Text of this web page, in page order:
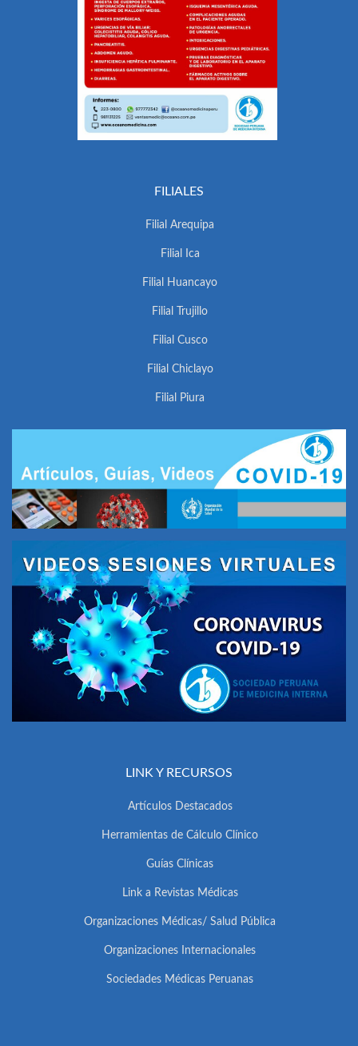
FILIALES
Filial Arequipa
Filial Ica
Filial Huancayo
Filial Trujillo
Filial Cusco
Filial Chiclayo
Filial Piura
LINK Y RECURSOS
Artículos Destacados
Herramientas de Cálculo Clínico
Guías Clínicas
Link a Revistas Médicas
Organizaciones Médicas/ Salud Pública
Organizaciones Internacionales
Sociedades Médicas Peruanas